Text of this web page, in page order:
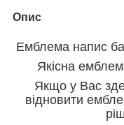
Опис
Емблема напис
Якісна
Якщо у Вас
відновити